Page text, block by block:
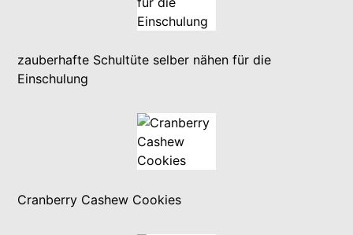
zauberhafte Schultüte selber nähen für die
Einschulung
Cranberry Cashew Cookies